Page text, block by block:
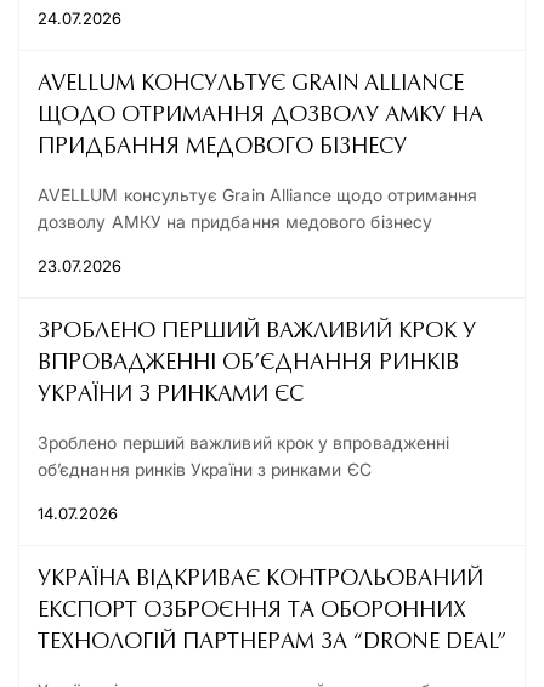
24.07.2026
AVELLUM КОНСУЛЬТУЄ GRAIN ALLIANCE
ЩОДО ОТРИМАННЯ ДОЗВОЛУ АМКУ НА
ПРИДБАННЯ МЕДОВОГО БІЗНЕСУ
AVELLUM консультує Grain Alliance щодо отримання
дозволу АМКУ на придбання медового бізнесу
23.07.2026
ЗРОБЛЕНО ПЕРШИЙ ВАЖЛИВИЙ КРОК У
ВПРОВАДЖЕННІ ОБ’ЄДНАННЯ РИНКІВ
УКРАЇНИ З РИНКАМИ ЄС
Зроблено перший важливий крок у впровадженні
об’єднання ринків України з ринками ЄС
14.07.2026
УКРАЇНА ВІДКРИВАЄ КОНТРОЛЬОВАНИЙ
ЕКСПОРТ ОЗБРОЄННЯ ТА ОБОРОННИХ
ТЕХНОЛОГІЙ ПАРТНЕРАМ ЗА “DRONE DEAL”